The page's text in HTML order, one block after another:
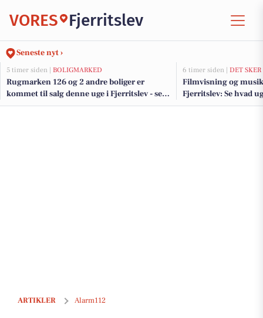
VORES Fjerritslev
Seneste nyt ›
5 timer siden | BOLIGMARKED
Rugmarken 126 og 2 andre boliger er
kommet til salg denne uge i Fjerritslev - se
boligerne her.
6 timer siden | DET SKER
Filmvisning og
Fjerritslev: Se hvad
ARTIKLER Alarm112
Ildløs i mødding under kontrol